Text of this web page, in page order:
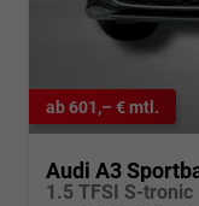
ab 601,– € mtl.
Audi A3
1.5 TFSI S-tronic